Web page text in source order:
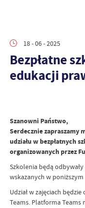
18 - 06 - 2025
Bezpłatne
edukacji
Szanowni Państwo,
Serdecznie zapraszamy
udziału w bezpłatnych
organizowanych przez
Szkolenia będą
wskazanych w
Udział w zajęciach
Teams. Platforma Teams